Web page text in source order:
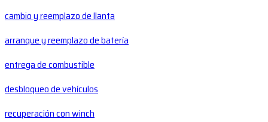
cambio y reemplazo de llanta
arranque y reemplazo de batería
entrega de combustible
desbloqueo de vehículos
recuperación con winch